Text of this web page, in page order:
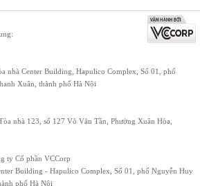
nhà Center Building, Hapulico Complex, Số 01, phố
Xuân, thành phố Hà Nội
nhà 123, số 127 Võ Văn Tần, Phường Xuân Hòa,
ty Cổ phần VCCorp
Building - Hapulico Complex, Số 01, phố Nguyễn Huy
phố Hà Nội